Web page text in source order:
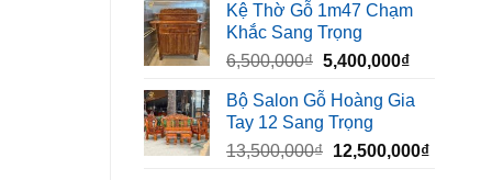
là:
3,500,000₫.
tại
Kệ Thờ Gỗ 1m47 Chạm
Khắc Sang Trọng
6,500,000₫ Giá
là:
6,500,000₫.
5,400,000₫Giá
tại
Bộ Salon Gỗ Hoàng Gia
Tay 12 Sang Trọng
13,500,000₫ Giá
12,500,000₫Giá